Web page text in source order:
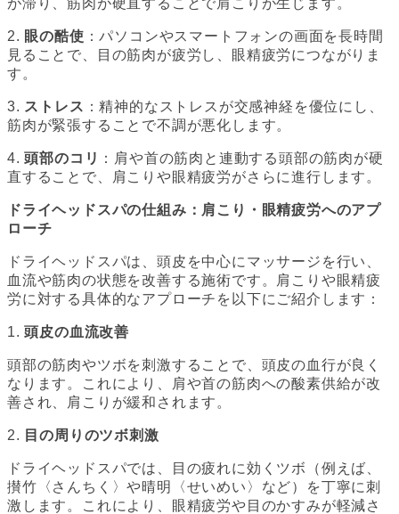
2. 眼の酷使 ：パソコンやスマートフォンの画面を長時間
見ることで、目の筋肉が疲労し、眼精疲労につながりま
す。
3. ストレス ：精神的なストレスが交感神経を優位にし、
筋肉が緊張することで不調が悪化します。
4.頭部のコリ ：肩や首の筋肉と連動する頭部の筋肉が硬
直することで、肩こりや眼精疲労がさらに進行します。
ドライヘッドスパの仕組み：肩こり・眼精疲労へのアプ
ローチ
ドライヘッドスパは、頭皮を中心にマッサージを行い、
血流や筋肉の状態を改善する施術です。肩こりや眼精疲
労に対する具体的なアプローチを以下にご紹介します：
1.頭皮の血流改善
頭部の筋肉やツボを刺激することで、頭皮の血行が良く
なります。これにより、肩や首の筋肉への酸素供給が改
善され、肩こりが緩和されます。
2. 目の周りのツボ刺激
ドライヘッドスパでは、目の疲れに効くツボ（例えば、
攅竹〈さんちく〉や晴明〈せいめい〉など）を丁寧に刺
激します。これにより、眼精疲労や目のかすみが軽減さ